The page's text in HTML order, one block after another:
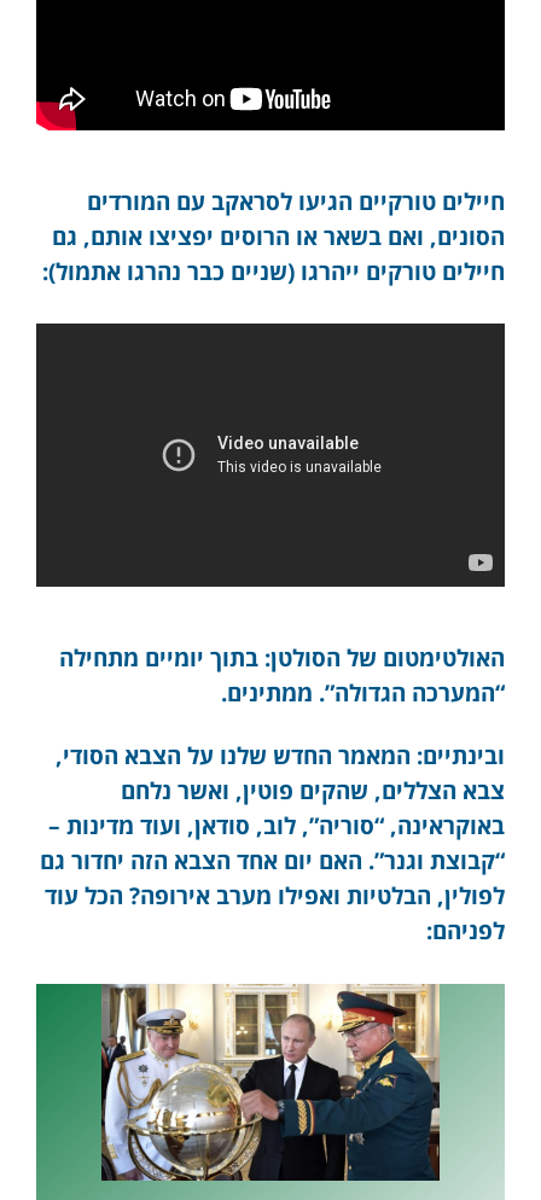
חיילים טורקיים הגיעו לסראקב עם המורדים
הסונים, ואם בשאר או הרוסים יפציצו אותם, גם
חיילים טורקים ייהרגו (שניים כבר נהרגו אתמול):
האולטימטום של הסולטן: בתוך יומיים מתחילה
“המערכה הגדולה”. ממתינים.
ובינתיים: המאמר החדש שלנו על הצבא הסודי,
צבא הצללים, שהקים פוטין, ואשר נלחם
באוקראינה, “סוריה”, לוב, סודאן, ועוד מדינות –
“קבוצת וגנר”. האם יום אחד הצבא הזה יחדור גם
לפולין, הבלטיות ואפילו מערב אירופה? הכל עוד
לפניהם: